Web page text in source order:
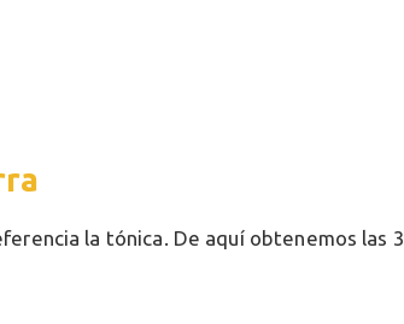
la tónica. De aquí obtenemos las 3